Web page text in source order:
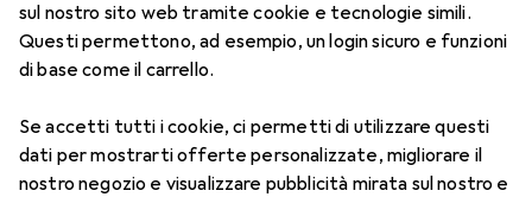
sul nostro sito web tramite cookie e tecnologie simili.
Questi permettono, ad esempio, un login sicuro e funzioni
di base come il carrello.
Se accetti tutti i cookie, ci permetti di utilizzare questi
dati per mostrarti offerte personalizzate, migliorare il
nostro negozio e visualizzare pubblicità mirata sul nostro e
Prodotti Forum